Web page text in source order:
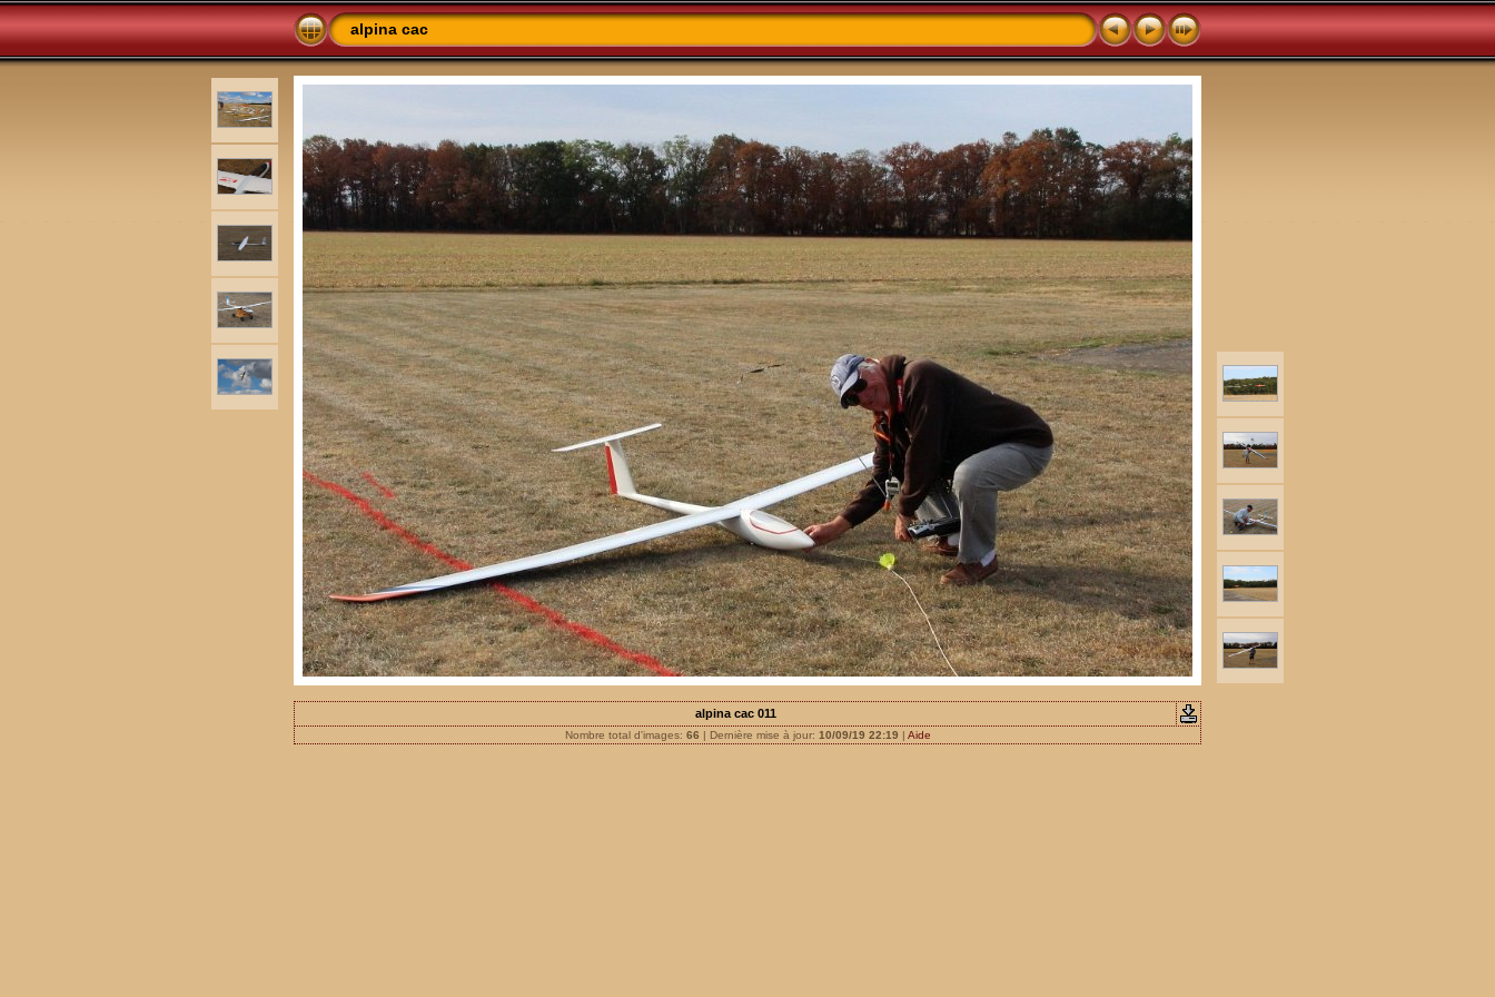
alpina cac
alpina cac 011
Nombre total d'images: 66 | Dernière mise à jour: 10/09/19 22:19 | Aide